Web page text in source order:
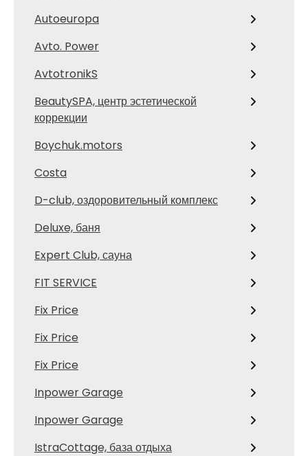
Autoeuropa
Avto. Power
AvtotronikS
BeautySPA, центр эстетической
коррекции
Boychuk.motors
Costa
D-club, оздоровительный комплекс
Deluxe, баня
Expert Club, сауна
FIT SERVICE
Fix Price
Fix Price
Fix Price
Inpower Garage
Inpower Garage
IstraCottage, база отдыха